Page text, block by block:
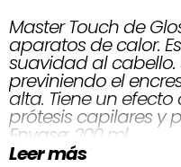
Master Touch de
aparatos de calor.
suavidad al cabello.
previniendo el
alta. Tiene un
prótesis capilares y
Envase: 200 ml
Leer más